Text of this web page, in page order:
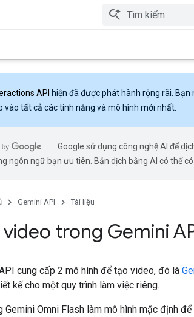
API hiện đã được phát hành rộng rãi.
vào tất cả các tính năng và mô hình mới nhất.
Google sử dụng công nghệ AI để
ngôn ngữ bạn ưu tiên. Bản dịch bằng AI có thể có
Gemini API Tài liệu
video trong Gemini
cung cấp 2 mô hình để tạo video, đó là
kế cho một quy trình làm việc riêng.
Gemini Omni Flash làm mô hình mặc định